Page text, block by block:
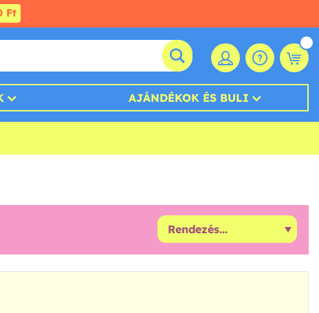
Ft
AJÁNDÉKOK ÉS BULI